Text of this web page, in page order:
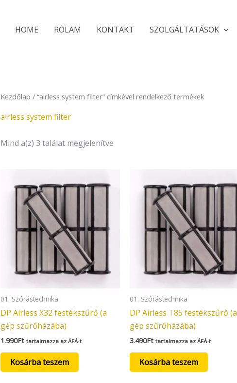
HOME RÓLAM KONTAKT SZOLGÁLTATÁSOK
Kezdőlap / “airless system filter” címkével rendelkező termékek
airless system filter
Mind a(z) 3 találat megjelenítve
01. Szórástechnika
DP Airless X32 festékszűrő (a
gép szűrőházába)
1.990Ft tartalmazza az ÁFÁ-t
Kosárba teszem
01. Szórástechnika
DP Airless T85 festékszűrő (a
gép szűrőházába)
3.490Ft tartalmazza az ÁFÁ-t
Kosárba teszem